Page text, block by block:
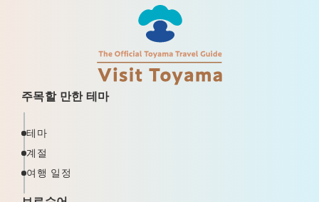
주목할 만한 테마
테마
계절
여행 일정